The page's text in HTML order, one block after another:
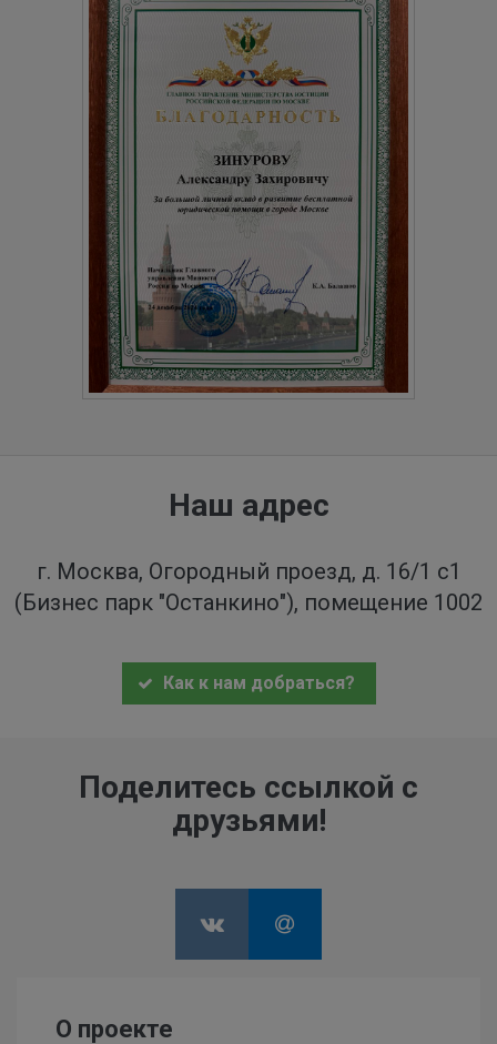
Наш адрес
г. Москва, Огородный проезд, д. 16/1 с1
(Бизнес парк "Останкино"), помещение 1002
Как к нам добраться?
Поделитесь ссылкой с
друзьями!
О проекте